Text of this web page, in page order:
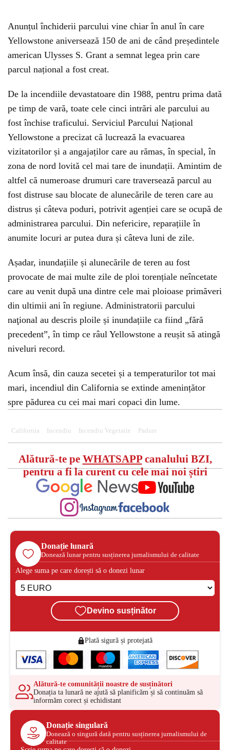
Anunțul închiderii parcului vine chiar în anul în care
Yellowstone aniversează 150 de ani de când președintele
american Ulysses S. Grant a semnat legea prin care
parcul național a fost creat.
De la incendiile devastatoare din 1988, pentru prima dată
pe timp de vară, toate cele cinci intrări ale parcului au
fost închise traficului. Serviciul Parcului Național
Yellowstone a precizat că lucrează la evacuarea
vizitatorilor și a angajaților care au rămas, în special, în
zona de nord lovită cel mai tare de inundații. Amintim de
altfel că numeroase drumuri care traversează parcul au
fost distruse sau blocate de alunecările de teren care au
distrus și câteva poduri, potrivit agenției care se ocupă de
administrarea parcului. Din nefericire, reparațiile în
anumite locuri ar putea dura și câteva luni de zile.
Așadar, inundațiile și alunecările de teren au fost
provocate de mai multe zile de ploi torențiale neîncetate
care au venit după una dintre cele mai ploioase primăveri
din ultimii ani în regiune. Administratorii parcului
naţional au descris ploile și inundațiile ca fiind „fără
precedent”, în timp ce râul Yellowstone a reușit să atingă
niveluri record.
Acum însă, din cauza secetei și a temperaturilor tot mai
mari, incendiul din California se extinde amenințător
spre pădurea cu cei mai mari copaci din lume.
California Incendiu Incendiu Vegetatie Padure
Alătură-te pe WHATSAPPcanalului BZI,
pentru a fi la curent cu cele mai noi știri
Donație lunară
Donează lunar pentru susținerea jurnalismului de calitate
Alege suma pe care dorești să o donezi lunar
Devino susținător
Plată sigură și protejată
Alătură-te comunității noastre de susținători
Donația ta lunară ne ajută să planificăm și să continuăm să
informăm corect și echidistant
Donație singulară
Donează o singură dată pentru susținerea jurnalismului de
calitate